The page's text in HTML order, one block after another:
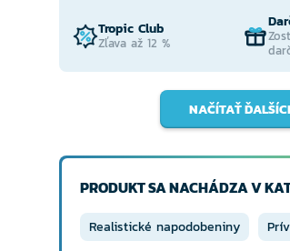
Tropic Club
Zľava až 12 %
NAČÍTAŤ
PRODUKT SA NACHÁDZA V
Realistické napodobeniny